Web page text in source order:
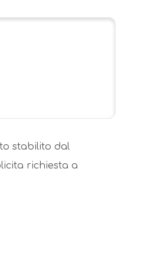
stabilito dal
richiesta a